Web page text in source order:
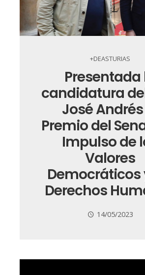
+DEASTURIAS
Presentada
candidatura
José
Premio del
Impulso de
Valores
Democráticos
Derechos
14/05/2023